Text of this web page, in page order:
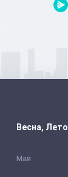
Весна, Лето
Май